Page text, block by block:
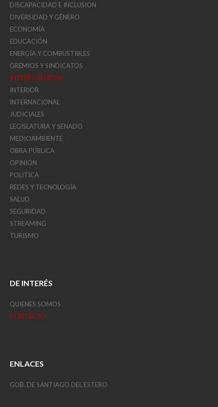
DISCAPACIDAD E INCLUSION
DIVERSIDAD Y GÉNERO
ECONOMÍA
EDUCACIÓN
ENERGÍA Y COMBUSTIBLES
GREMIOS Y SINDICATOS
INTERÉS GENERAL
INTERIOR
INTERNACIONAL
JUDICIALES
LEGISLATURA Y SENADO
MEDIOAMBIENTE
OBRA PÚBLICA
OPINIÓN
POLITICA
REDES Y TECNOLOGÍA
SALUD
SEGURIDAD
STREAMING
TURISMO
DE INTERÉS
QUIENES SOMOS
CONTACTO
ENLACES
GOB. DE SANTIAGO DEL ESTERO